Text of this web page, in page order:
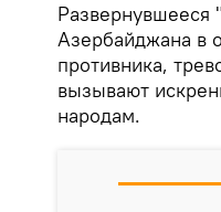
Развернувшееся
Азербайджана в
противника,
вызывают
народам.